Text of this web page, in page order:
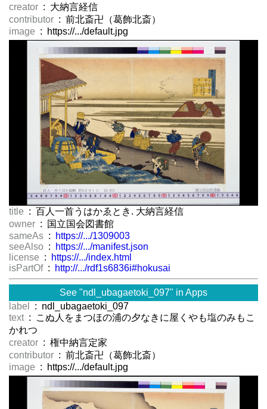
creator : 大納言経信
contributor : 前北斎卍（葛飾北斎）
image : https://.../default.jpg
title : 百人一首うはかゑとき. 大納言経信
owner : 国立国会図書館
sameAs :
https://.../1309003
seeAlso :
https://.../manifest.json
license :
https://.../index.html
isPartOf : http://.../rdf1s6836i#hokusai
See "ndl_ubagaetoki_097" in Apps
label
: ndl_ubagaetoki_097
text : こぬ人をまつほの浦の夕なきに屋くやも塩のみもこ
かれつゝ
creator : 権中納言定家
contributor : 前北斎卍（葛飾北斎）
image : https://.../default.jpg